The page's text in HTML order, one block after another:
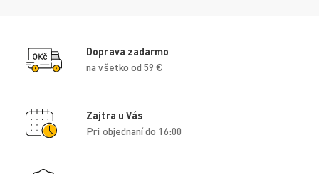
Doprava zadarmo
na všetko od 59 €
Zajtra u Vás
Pri objednaní do 16:00